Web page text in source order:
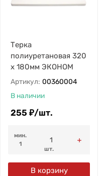
Терка
полиуретановая 320
х 180мм ЭКОНОМ
Артикул: 00360004
В наличии
255 ₽/шт.
мин.
1
шт.
В корзину